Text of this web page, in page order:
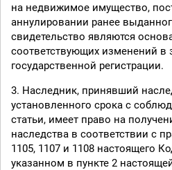
на недвижимое имущество,
аннулировании ранее
свидетельство являются
соответствующих изменений в
государственной регистрации.
3. Наследник, принявший
установленного срока с
статьи, имеет право на
наследства в соответствии с
1105, 1107 и 1108 настоящего
указанном в пункте 2